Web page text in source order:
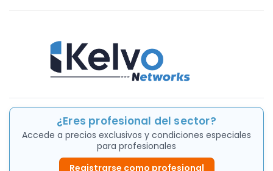
¿Eres profesional del sector?
Accede a precios exclusivos y condiciones especiales
para profesionales
Registrarse como profesional